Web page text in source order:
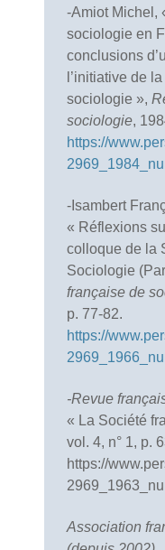
-Amiot Michel,
sociologie en
conclusions
l’initiative de
sociologie »,
sociologie,
https://
-Isambert
« Réflexions
colloque de la
Sociologie
française de
p. 77-82.
https://
-Revue
« La Société
vol. 4, n° 1, p.
https://
Association